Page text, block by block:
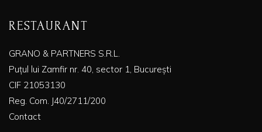
RESTAURANT
GRANO & PARTNERS S.R.L.
Puțul lui Zamfir nr. 40, sector 1, București
CIF 21053130
Reg. Com. J40/2711/200
Contact